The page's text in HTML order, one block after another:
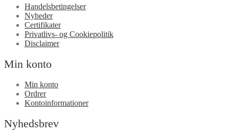
Handelsbetingelser
Nyheder
Certifikater
Privatlivs- og Cookiepolitik
Disclaimer
Min konto
Min konto
Ordrer
Kontoinformationer
Nyhedsbrev